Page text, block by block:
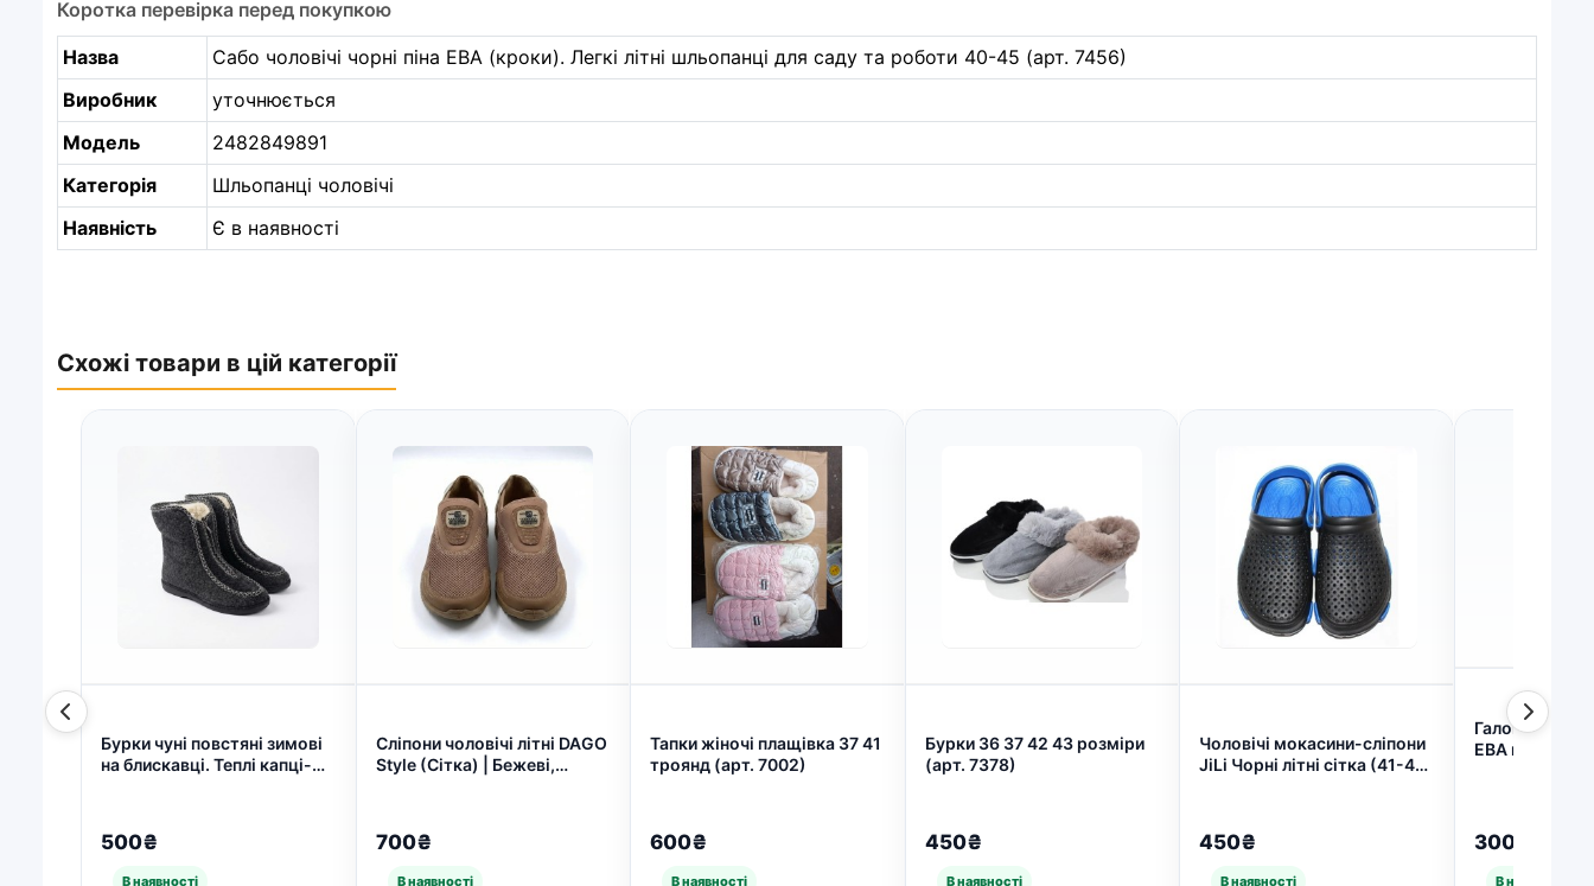
Коротка перевірка перед покупкою
Назва
Сабо чоловічі чорні піна ЕВА (кроки). Легкі літні шльопанці для саду та роботи 40-45 (арт. 7456)
Виробник
уточнюється
Модель
2482849891
Категорія
Шльопанці чоловічі
Наявність
Є в наявності
Схожі товари в цій категорії
Бурки чуні повстяні зимові
на блискавці. Теплі капці-
500₴
Сліпони чоловічі літні DAGO
Style (Сітка) | Бежеві,
700₴
Тапки жіночі плащівка 37 41
троянд (арт. 7002)
600₴
Бурки 36 37 42 43 розміри
(арт. 7378)
450₴
Чоловічі мокасини-сліпони
JiLi Чорні літні сітка (41-45)
450₴
Галоші жіночі
ЕВА на хутрі.
300₴